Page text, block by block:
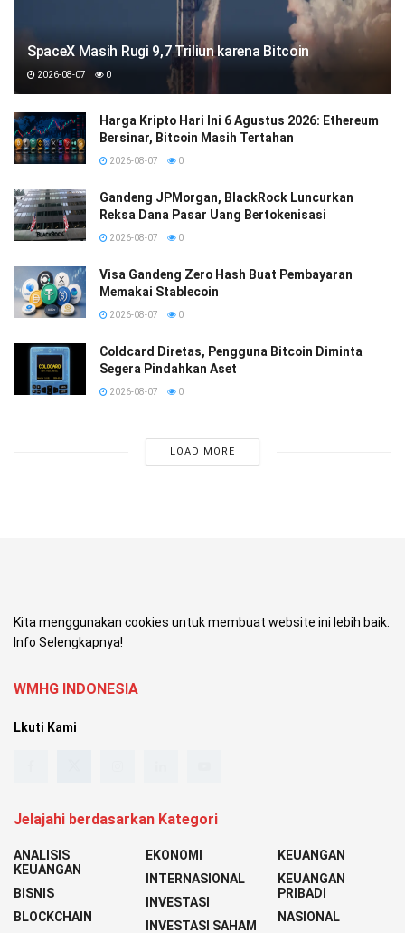
SpaceX Masih Rugi 9,7 Triliun karena Bitcoin
2026-08-07 0
Harga Kripto Hari Ini 6 Agustus 2026: Ethereum
Bersinar, Bitcoin Masih Tertahan
2026-08-07 0
Gandeng JPMorgan, BlackRock Luncurkan
Reksa Dana Pasar Uang Bertokenisasi
2026-08-07 0
Visa Gandeng Zero Hash Buat Pembayaran
Memakai Stablecoin
2026-08-07 0
Coldcard Diretas, Pengguna Bitcoin Diminta
Segera Pindahkan Aset
2026-08-07 0
LOAD MORE
Kita menggunakan cookies untuk membuat website ini lebih baik.
Info Selengkapnya!
WMHG INDONESIA
Lkuti Kami
Jelajahi berdasarkan Kategori
ANALISIS
KEUANGAN
BISNIS
BLOCKCHAIN
EKONOMI
INTERNASIONAL
INVESTASI
INVESTASI SAHAM
KEUANGAN
KEUANGAN
PRIBADI
NASIONAL